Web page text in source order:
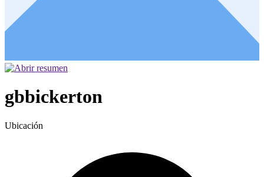
gbbickerton
Ubicación